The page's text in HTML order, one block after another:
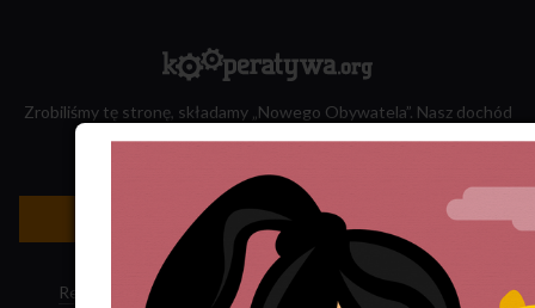
Zrobiliśmy tę stronę, składamy „Nowego Obywatela”. Nasz dochód
Newsletter »
Regulamin sklepu Polityka ciasteczek · Subskrypcja RSS